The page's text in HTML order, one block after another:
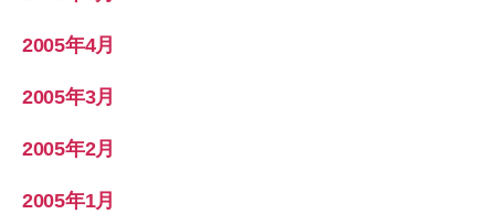
2005年4月
2005年3月
2005年2月
2005年1月